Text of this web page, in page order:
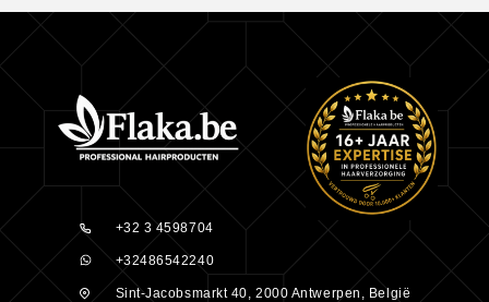
+32 3 4598704
+32486542240
Sint-Jacobsmarkt 40, 2000 Antwerpen, België